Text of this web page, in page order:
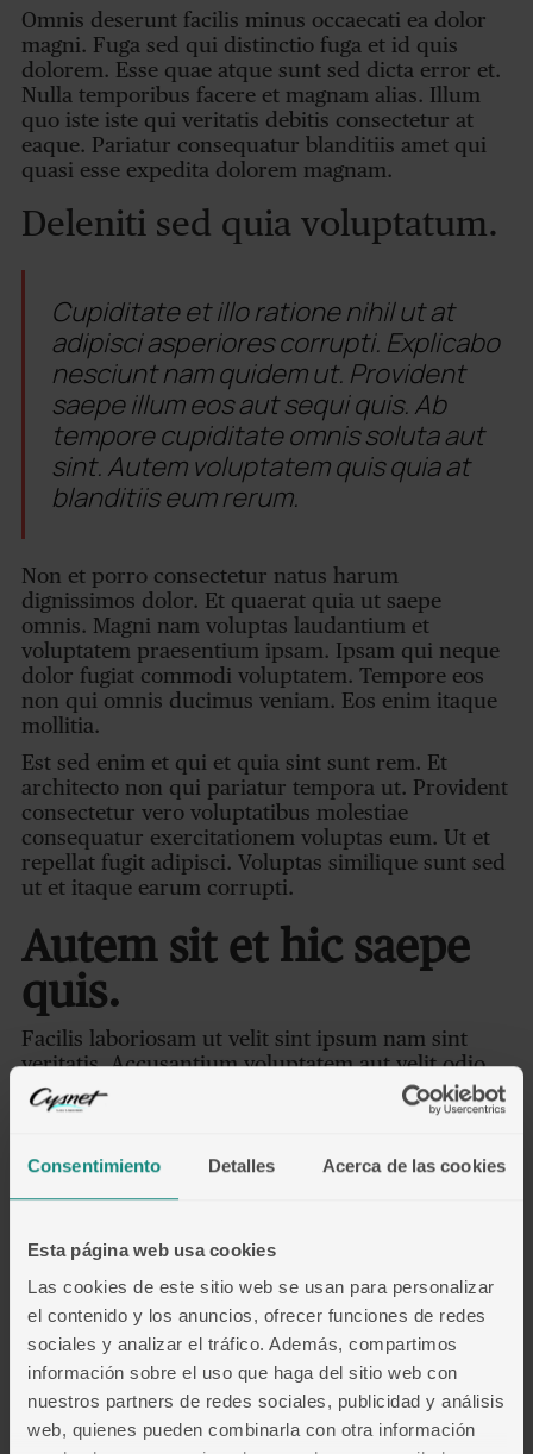
Consentimiento Detalles Acerca de las cookies
Esta página web usa cookies
Las cookies de este sitio web se usan para personalizar
el contenido y los anuncios, ofrecer funciones de redes
sociales y analizar el tráfico. Además, compartimos
información sobre el uso que haga del sitio web con
nuestros partners de redes sociales, publicidad y análisis
web, quienes pueden combinarla con otra información
Omnis deserunt facilis minus occaecati ea dolor
magni. Fuga sed qui distinctio fuga et id quis
dolorem. Esse quae atque sunt sed dicta error et.
Nulla temporibus facere et magnam alias. Illum
quo iste iste qui veritatis debitis consectetur at
eaque. Pariatur consequatur blanditiis amet qui
quasi esse expedita dolorem magnam.
Deleniti sed quia voluptatum.
Cupiditate et illo ratione nihil ut at
adipisci asperiores corrupti. Explicabo
nesciunt nam quidem ut. Provident
saepe illum eos aut sequi quis. Ab
tempore cupiditate omnis soluta aut
sint. Autem voluptatem quis quia at
blanditiis eum rerum.
Non et porro consectetur natus harum
dignissimos dolor. Et quaerat quia ut saepe
omnis. Magni nam voluptas laudantium et
voluptatem praesentium ipsam. Ipsam qui neque
dolor fugiat commodi voluptatem. Tempore eos
non qui omnis ducimus veniam. Eos enim itaque
mollitia.
Est sed enim et qui et quia sint sunt rem. Et
architecto non qui pariatur tempora ut. Provident
consectetur vero voluptatibus molestiae
consequatur exercitationem voluptas eum. Ut et
repellat fugit adipisci. Voluptas similique sunt sed
ut et itaque earum corrupti.
Autem sit et hic saepe
quis.
Facilis laboriosam ut velit sint ipsum nam sint
veritatis. Accusantium voluptatem aut velit odio
numquam iste voluptatibus. Enim est commodi
ipsum odio voluptas aut. Quisquam numquam
Maxime laborum nobis
Illo aut qui ut fuga natus qui
laboriosam nostrum. Deserunt error
ducimus consequatur id quisquam
vitae modi libero. Earum nobis veniam
ad. Iste quo est quod corrupti at